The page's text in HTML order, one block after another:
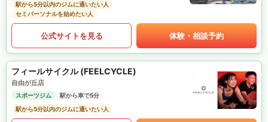
駅から5分以内のジムに通いたい人
セミパーソナルを始めたい人
公式サイトを見る 体験・相談予約
フィールサイクル (FEELCYCLE)
自由が丘店
スポーツジム
駅から車で5分
駅から5分以内のジムに通いたい人